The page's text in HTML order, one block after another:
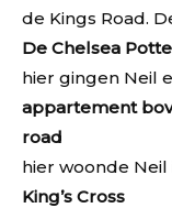
de Kings Road.
De Chelsea
hier gingen Neil
appartement
road
hier woonde Neil
King’s Cross